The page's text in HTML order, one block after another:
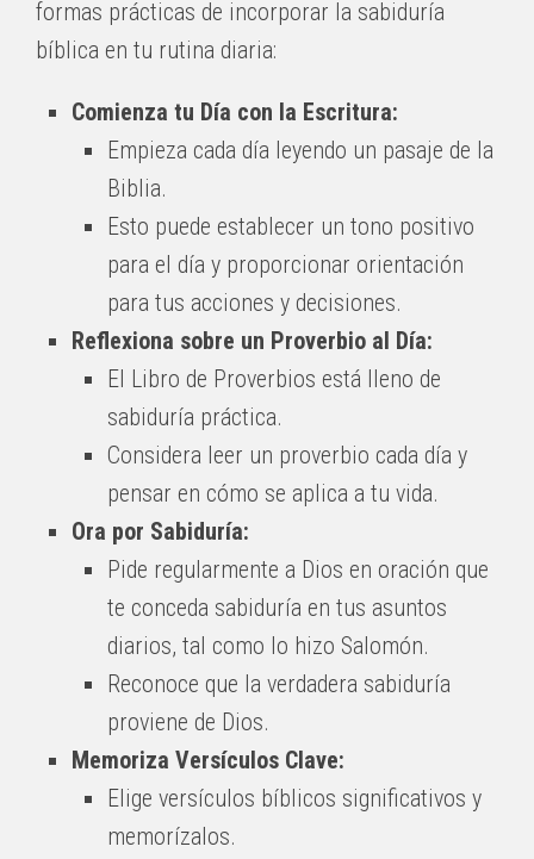
formas prácticas de incorporar la sabiduría
bíblica en tu rutina diaria:
Comienza tu Día con la Escritura:
Empieza cada día leyendo un pasaje de la
Biblia.
Esto puede establecer un tono positivo
para el día y proporcionar orientación
para tus acciones y decisiones.
Reflexiona sobre un Proverbio al Día:
El Libro de Proverbios está lleno de
sabiduría práctica.
Considera leer un proverbio cada día y
pensar en cómo se aplica a tu vida.
Ora por Sabiduría:
Pide regularmente a Dios en oración que
te conceda sabiduría en tus asuntos
diarios, tal como lo hizo Salomón.
Reconoce que la verdadera sabiduría
proviene de Dios.
Memoriza Versículos Clave:
Elige versículos bíblicos significativos y
memorízalos.